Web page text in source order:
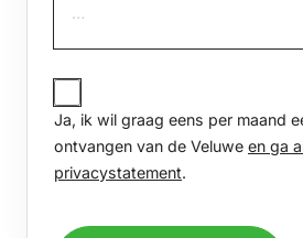
JA,
IK
WIL
GRAAG
PER
EEN
Ja, ik wil graag eens per maand
ontvangen van de Veluwe en ga
privacystatement.